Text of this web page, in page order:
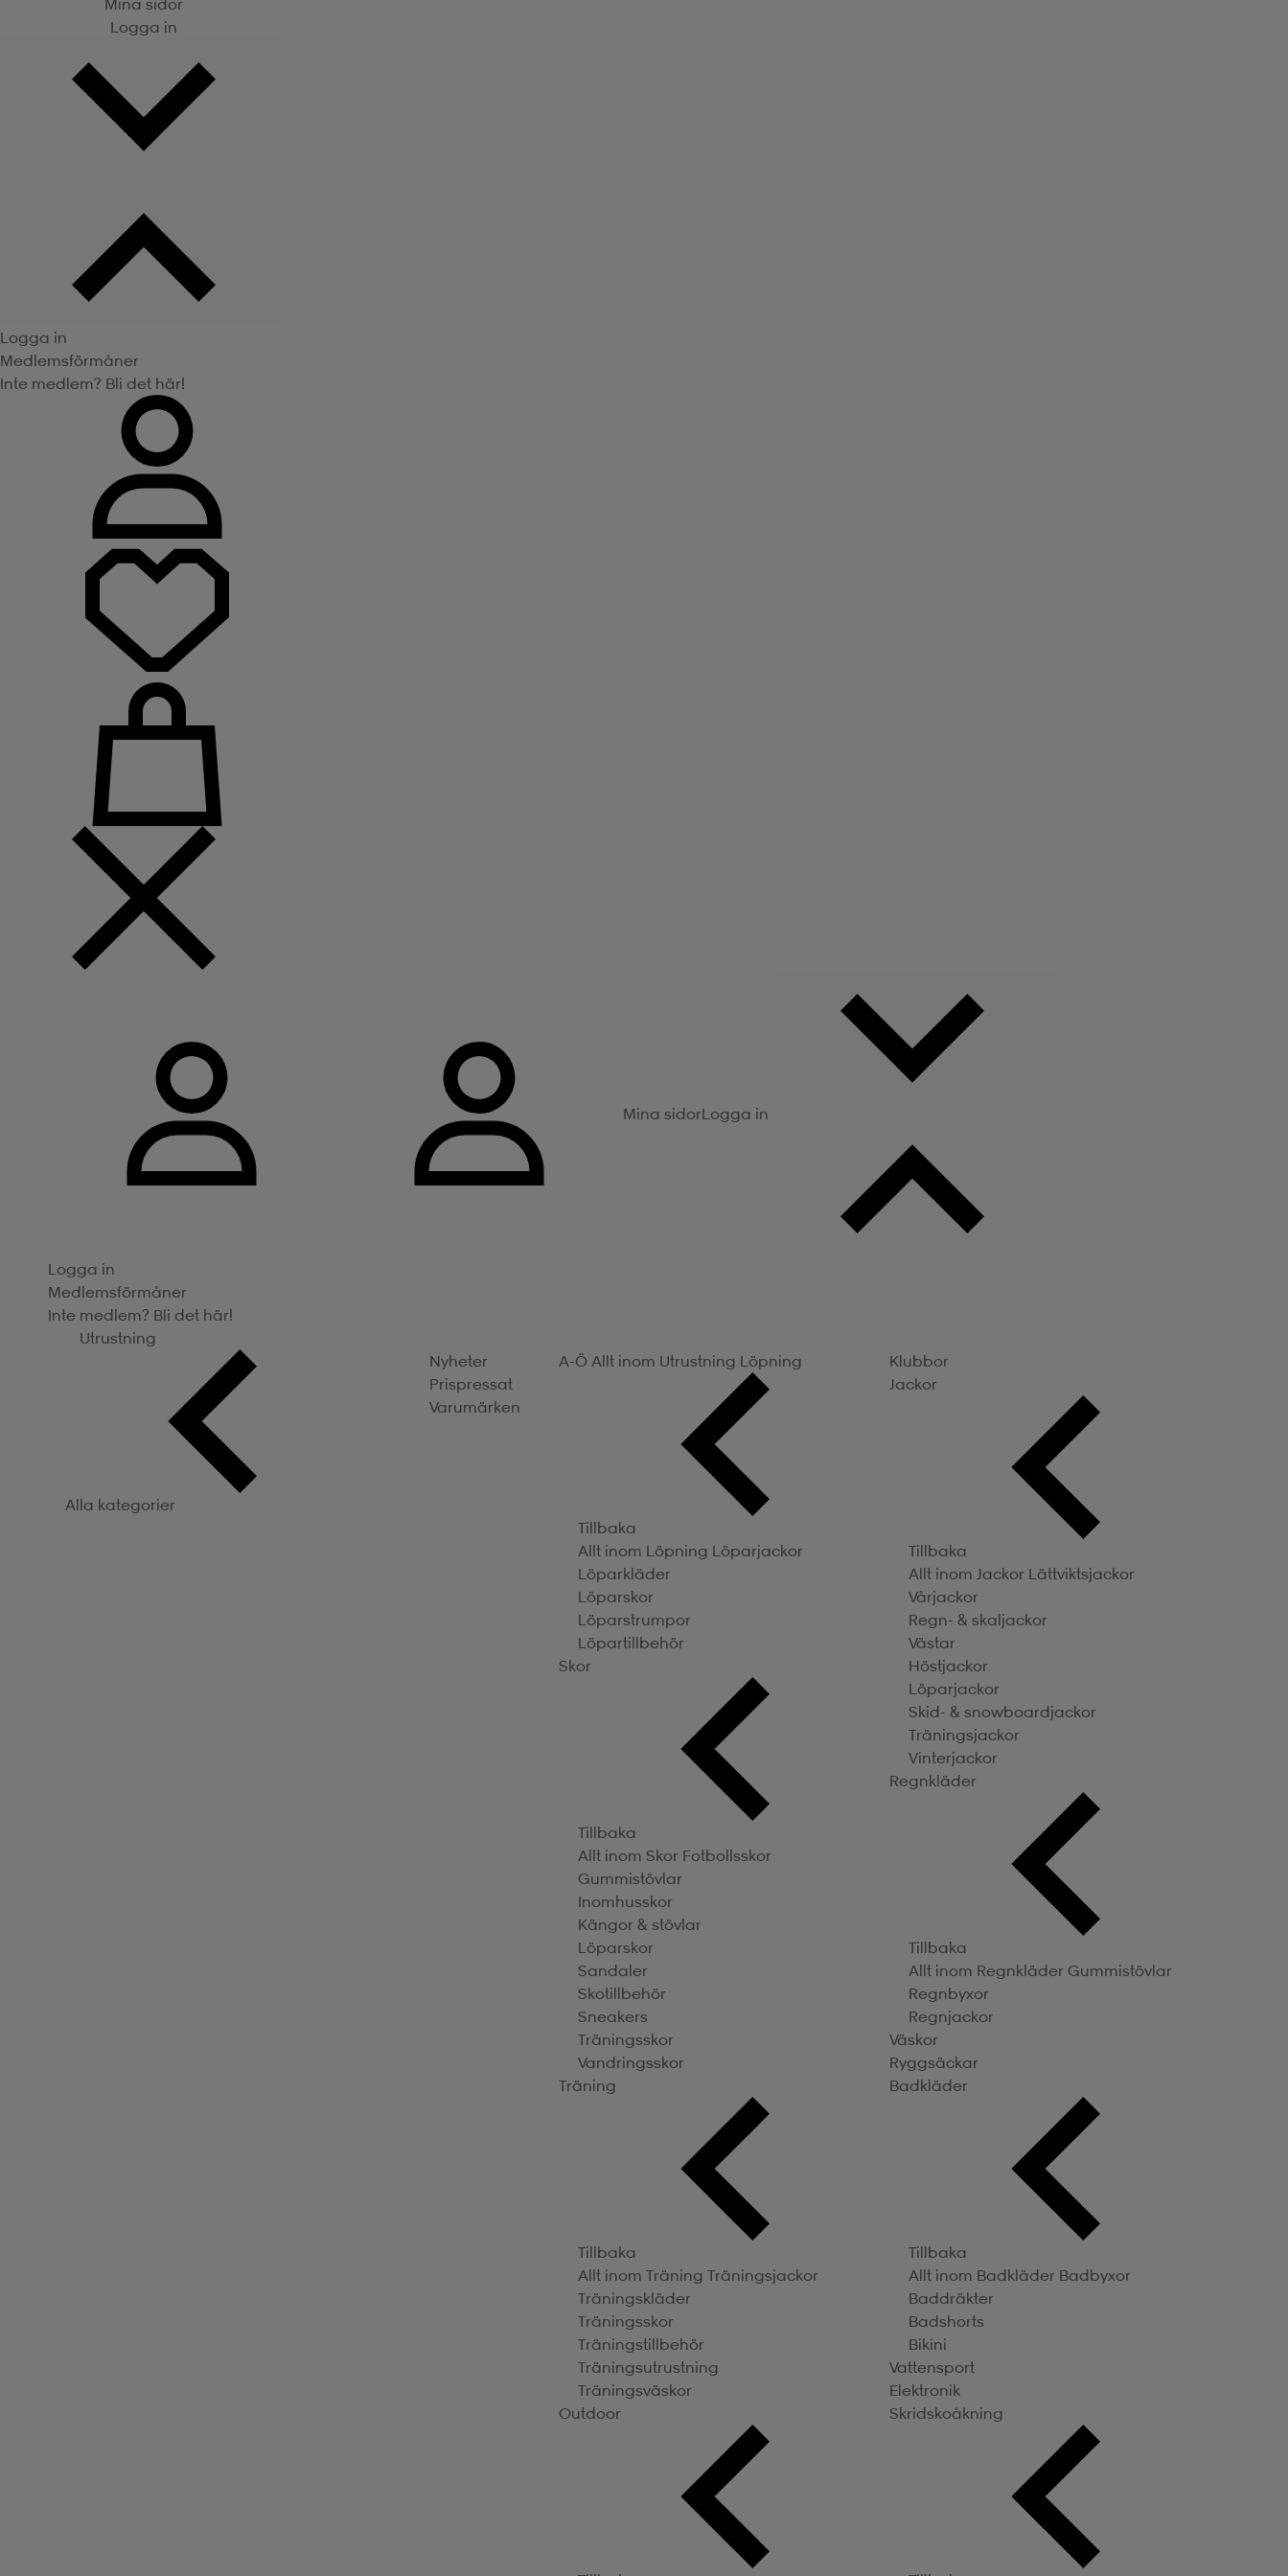
Mina sidor
Logga in
Logga in
Medlemsförmåner
Inte medlem? Bli det här!
Mina sidorLogga in
Logga in
Medlemsförmåner
Inte medlem? Bli det här!
Utrustning
Alla kategorier
Nyheter
Prispressat
Varumärken
A-Ö Allt inom Utrustning Löpning
Tillbaka
Allt inom Löpning Löparjackor
Löparkläder
Löparskor
Löparstrumpor
Löpartillbehör
Skor
Tillbaka
Allt inom Skor Fotbollsskor
Gummistövlar
Inomhusskor
Kängor & stövlar
Löparskor
Sandaler
Skotillbehör
Sneakers
Träningsskor
Vandringsskor
Träning
Tillbaka
Allt inom Träning Träningsjackor
Träningskläder
Träningsskor
Träningstillbehör
Träningsutrustning
Träningsväskor
Outdoor
Klubbor
Jackor
Tillbaka
Allt inom Jackor Lättviktsjackor
Vårjackor
Regn- & skaljackor
Västar
Höstjackor
Löparjackor
Skid- & snowboardjackor
Träningsjackor
Vinterjackor
Regnkläder
Tillbaka
Allt inom Regnkläder Gummistövlar
Regnbyxor
Regnjackor
Väskor
Ryggsäckar
Badkläder
Tillbaka
Allt inom Badkläder Badbyxor
Baddräkter
Badshorts
Bikini
Vattensport
Elektronik
Skridskoåkning